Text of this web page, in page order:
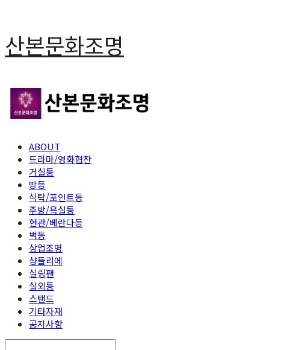
산본문화조명
ABOUT
드라마/영화협찬
거실등
방등
식탁/포인트등
주방/욕실등
현관/베란다등
벽등
상업조명
샹들리에
실링팬
실외등
스탠드
기타자재
공지사항